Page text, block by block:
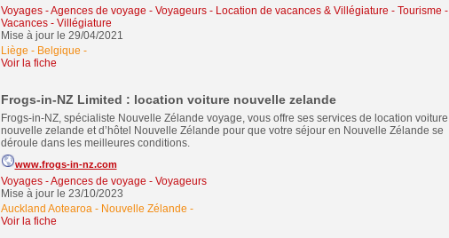
Voyages - Agences de voyage - Voyageurs- Location de vacances & Villégiature - Tourisme -
Vacances - Villégiature
Mise à jour le 29/04/2021
Liège - Belgique -
Voir la fiche
Frogs-in-NZ Limited : location voiture nouvelle zelande
Frogs-in-NZ, spécialiste Nouvelle Zélande voyage, vous offre ses services de location voiture
nouvelle zelande et d’hôtel Nouvelle Zélande pour que votre séjour en Nouvelle Zélande se
déroule dans les meilleures conditions.
www.frogs-in-nz.com
Voyages - Agences de voyage - Voyageurs
Mise à jour le 23/10/2023
Auckland Aotearoa - Nouvelle Zélande -
Voir la fiche